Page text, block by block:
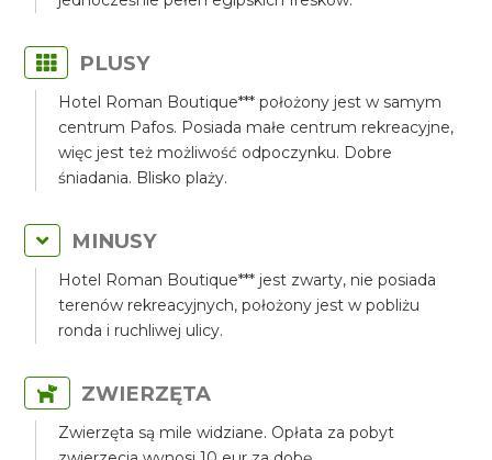
PLUSY
Hotel Roman Boutique*** położony jest w samym
centrum Pafos. Posiada małe centrum rekreacyjne,
więc jest też możliwość odpoczynku. Dobre
śniadania. Blisko plaży.
MINUSY
Hotel Roman Boutique*** jest zwarty, nie posiada
terenów rekreacyjnych, położony jest w pobliżu
ronda i ruchliwej ulicy.
ZWIERZĘTA
Zwierzęta są mile widziane. Opłata za pobyt